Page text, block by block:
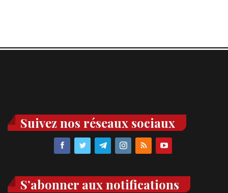
Suivez nos réseaux sociaux
S’abonner aux notifications